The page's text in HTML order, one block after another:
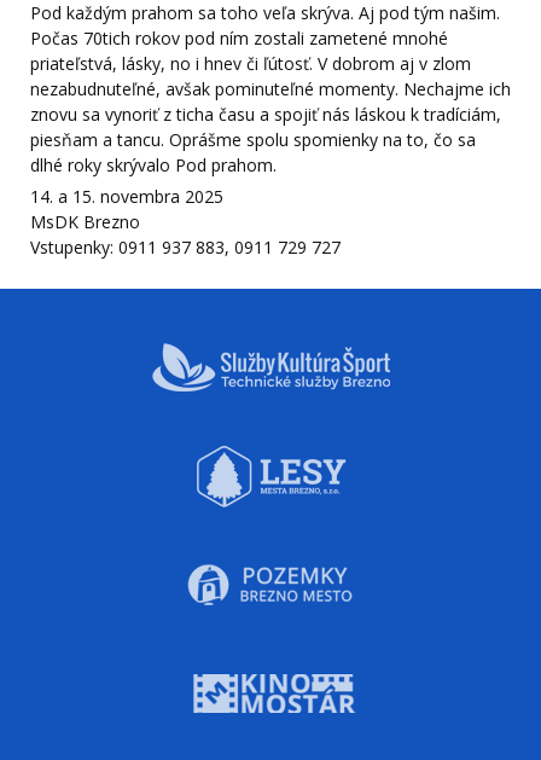
Pod každým prahom sa toho veľa skrýva. Aj pod tým našim.
Počas 70tich rokov pod ním zostali zametené mnohé
priateľstvá, lásky, no i hnev či ľútosť. V dobrom aj v zlom
nezabudnuteľné, avšak pominuteľné momenty. Nechajme ich
znovu sa vynoriť z ticha času a spojiť nás láskou k tradíciám,
piesňam a tancu. Oprášme spolu spomienky na to, čo sa
dlhé roky skrývalo Pod prahom.
14. a 15. novembra 2025
MsDK Brezno
Vstupenky: 0911 937 883, 0911 729 727